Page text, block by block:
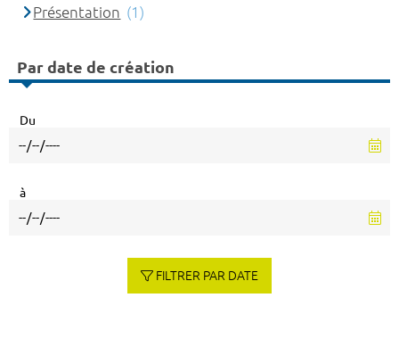
Présentation (1)
Par date de création
Du
à
FILTRER PAR DATE